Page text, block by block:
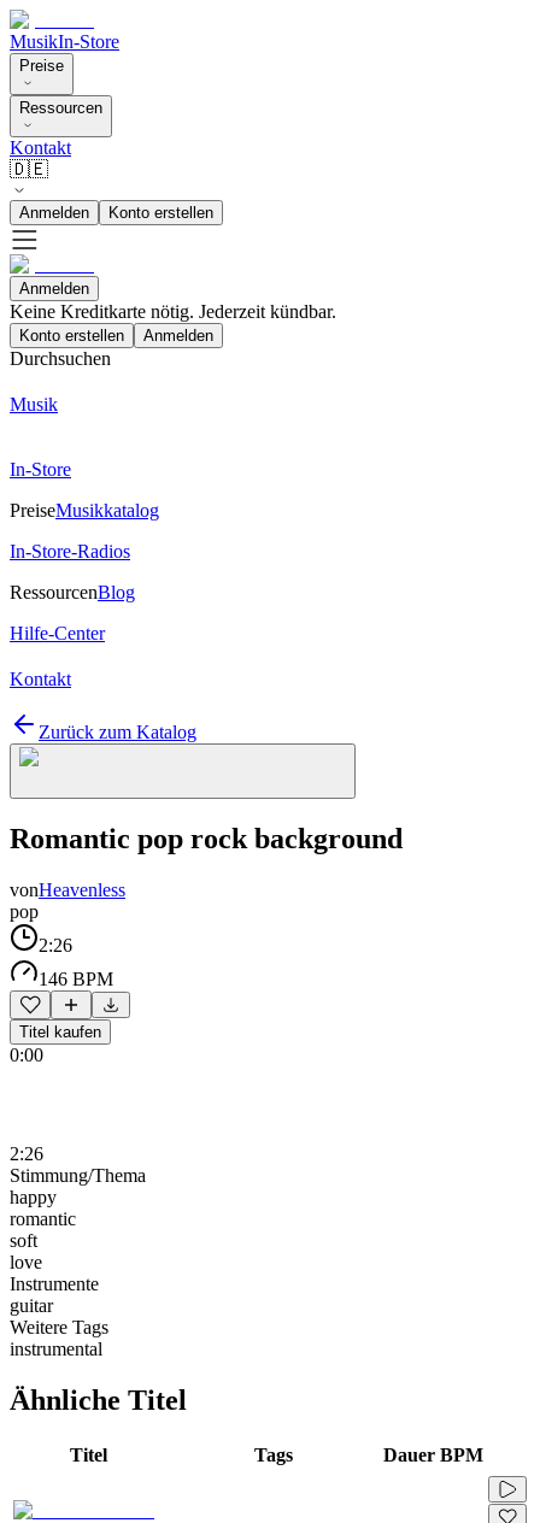
MusikIn-Store
Preise
Ressourcen
Kontakt
🇩🇪
Anmelden Konto erstellen
Anmelden
Keine Kreditkarte nötig. Jederzeit kündbar.
Konto erstellen Anmelden
Durchsuchen
Musik
In-Store
PreiseMusikkatalog
In-Store-Radios
RessourcenBlog
Hilfe-Center
Kontakt
Zurück zum Katalog
Romantic pop rock background
vonHeavenless
pop
2:26
146 BPM
Titel kaufen
0:00
2:26
Stimmung/Thema
happy
romantic
soft
love
Instrumente
guitar
Weitere Tags
instrumental
Ähnliche Titel
Titel Tags Dauer BPM